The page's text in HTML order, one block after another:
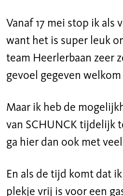
Vanaf 17 mei stop ik als
want het is super leuk
team Heerlerbaan zeer
gevoel gegeven
Maar ik heb de
van SCHUNCK tijdelijk
ga hier dan ook met
En als de tijd komt dat
plekje vrij is voor een